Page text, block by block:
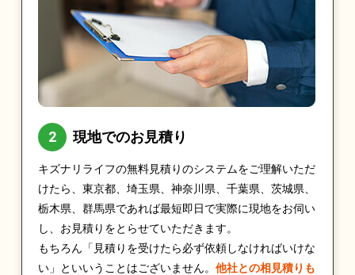
現地でのお見積り
キズナリライフの無料見積りのシステムをご理解いただ
けたら、東京都、埼玉県、神奈川県、千葉県、茨城県、
栃木県、群馬県であれば最短即日で実際に現地をお伺い
し、お見積りをとらせていただきます。
もちろん「見積りを受けたら必ず依頼しなければいけな
い」といいうことはございません。 他社との相見積りも